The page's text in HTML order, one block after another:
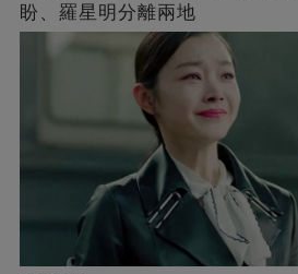
盼、羅星明分離兩地